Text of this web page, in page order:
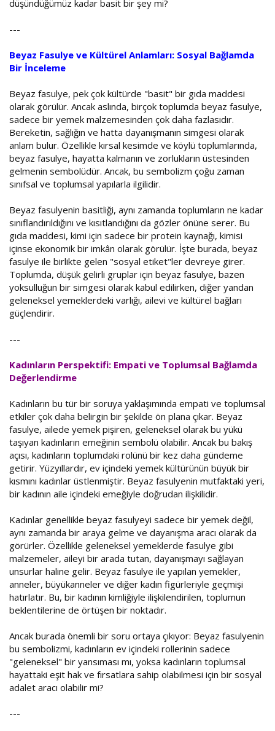
düşündüğümüz kadar basit bir şey mi?
---
Beyaz Fasulye ve Kültürel Anlamları: Sosyal Bağlamda
Bir İnceleme
Beyaz fasulye, pek çok kültürde "basit" bir gıda maddesi
olarak görülür. Ancak aslında, birçok toplumda beyaz fasulye,
sadece bir yemek malzemesinden çok daha fazlasıdır.
Bereketin, sağlığın ve hatta dayanışmanın simgesi olarak
anlam bulur. Özellikle kırsal kesimde ve köylü toplumlarında,
beyaz fasulye, hayatta kalmanın ve zorlukların üstesinden
gelmenin sembolüdür. Ancak, bu sembolizm çoğu zaman
sınıfsal ve toplumsal yapılarla ilgilidir.
Beyaz fasulyenin basitliği, aynı zamanda toplumların ne kadar
sınıflandırıldığını ve kısıtlandığını da gözler önüne serer. Bu
gıda maddesi, kimi için sadece bir protein kaynağı, kimisi
içinse ekonomik bir imkân olarak görülür. İşte burada, beyaz
fasulye ile birlikte gelen "sosyal etiket"ler devreye girer.
Toplumda, düşük gelirli gruplar için beyaz fasulye, bazen
yoksulluğun bir simgesi olarak kabul edilirken, diğer yandan
geleneksel yemeklerdeki varlığı, ailevi ve kültürel bağları
güçlendirir.
---
Kadınların Perspektifi: Empati ve Toplumsal Bağlamda
Değerlendirme
Kadınların bu tür bir soruya yaklaşımında empati ve toplumsal
etkiler çok daha belirgin bir şekilde ön plana çıkar. Beyaz
fasulye, ailede yemek pişiren, geleneksel olarak bu yükü
taşıyan kadınların emeğinin sembolü olabilir. Ancak bu bakış
açısı, kadınların toplumdaki rolünü bir kez daha gündeme
getirir. Yüzyıllardır, ev içindeki yemek kültürünün büyük bir
kısmını kadınlar üstlenmiştir. Beyaz fasulyenin mutfaktaki yeri,
bir kadının aile içindeki emeğiyle doğrudan ilişkilidir.
Kadınlar genellikle beyaz fasulyeyi sadece bir yemek değil,
aynı zamanda bir araya gelme ve dayanışma aracı olarak da
görürler. Özellikle geleneksel yemeklerde fasulye gibi
malzemeler, aileyi bir arada tutan, dayanışmayı sağlayan
unsurlar haline gelir. Beyaz fasulye ile yapılan yemekler,
anneler, büyükanneler ve diğer kadın figürleriyle geçmişi
hatırlatır. Bu, bir kadının kimliğiyle ilişkilendirilen, toplumun
beklentilerine de örtüşen bir noktadır.
Ancak burada önemli bir soru ortaya çıkıyor: Beyaz fasulyenin
bu sembolizmi, kadınların ev içindeki rollerinin sadece
"geleneksel" bir yansıması mı, yoksa kadınların toplumsal
hayattaki eşit hak ve fırsatlara sahip olabilmesi için bir sosyal
adalet aracı olabilir mi?
---